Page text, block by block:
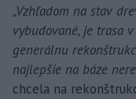
„Vzhľadom na stav
vybudované, je trasa
generálnu
najlepšie na báze
chcela na